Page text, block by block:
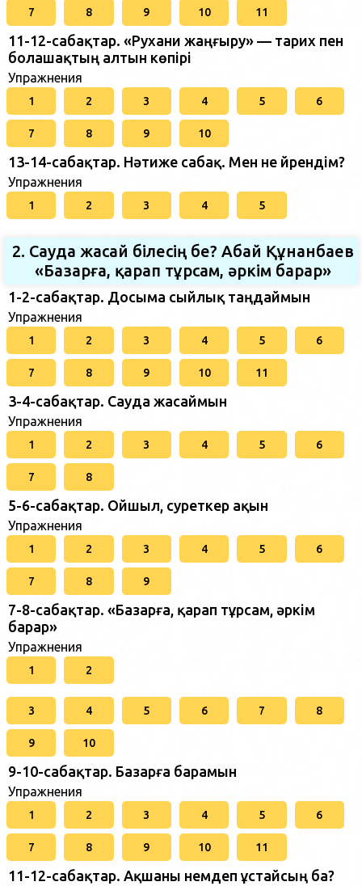
7 8 9 10 11
11-12-сабақтар. «Рухани жаңғыру» — тарих пен
болашақтың алтын көпірі
Упражнения
1 2 3 4 5 6
7 8 9 10
13-14-сабақтар. Нәтиже сабақ. Мен не үйрендім?
Упражнения
1 2 3 4 5
2. Сауда жасай білесің бе? Абай Құнанбаев
«Базарға, қарап тұрсам, әркім барар»
1-2-сабақтар. Досыма сыйлық таңдаймын
Упражнения
1 2 3 4 5 6
7 8 9 10 11
3-4-сабақтар. Сауда жасаймын
Упражнения
1 2 3 4 5 6
7 8
5-6-сабақтар. Ойшыл, суреткер ақын
Упражнения
1 2 3 4 5 6
7 8 9
7-8-сабақтар. «Базарға, қарап тұрсам, әркім
барар»
Упражнения
1 2
3 4 5 6 7 8
9 10
9-10-сабақтар. Базарға барамын
Упражнения
1 2 3 4 5 6
7 8 9 10 11
11-12-сабақтар. Ақшаны үнемдеп ұстайсың ба?